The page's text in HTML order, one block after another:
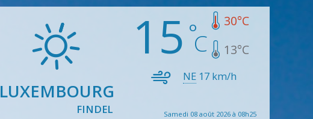
LUXEMBOURG
FINDEL
15 30°C
13°C
NE 17 km/h
Samedi 08 août 2026 à 08h25